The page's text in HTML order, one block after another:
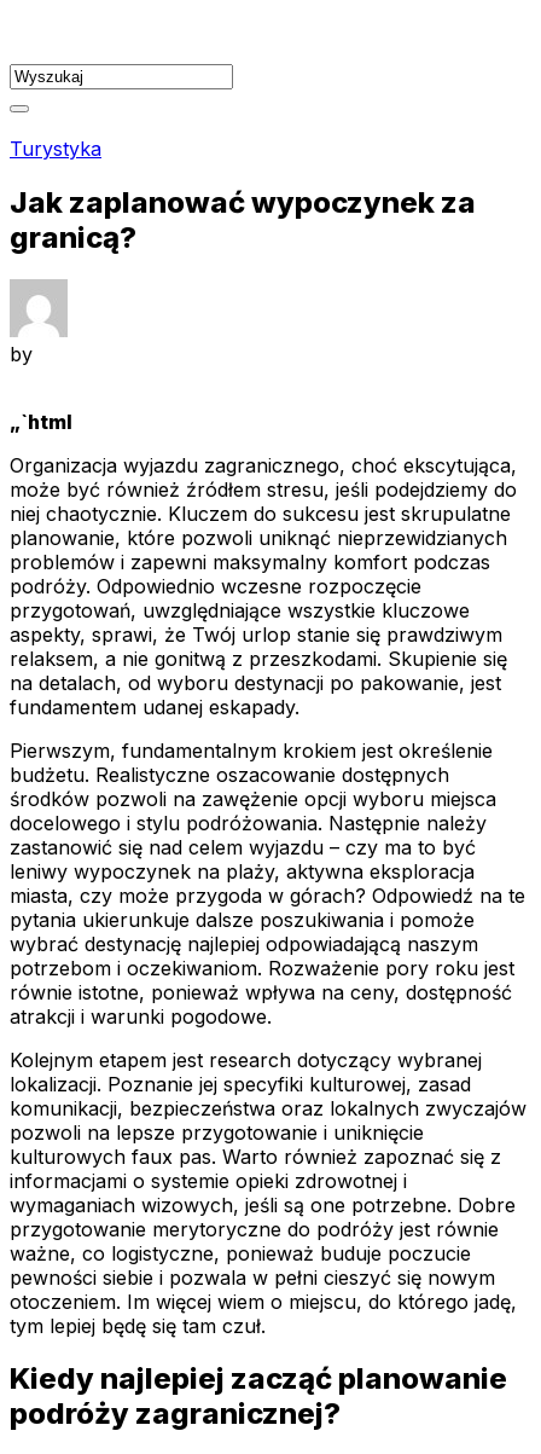
content
Turystyka
Jak zaplanować wypoczynek za
granicą?
by
„`html
Organizacja wyjazdu zagranicznego, choć ekscytująca,
może być również źródłem stresu, jeśli podejdziemy do
niej chaotycznie. Kluczem do sukcesu jest skrupulatne
planowanie, które pozwoli uniknąć nieprzewidzianych
problemów i zapewni maksymalny komfort podczas
podróży. Odpowiednio wczesne rozpoczęcie
przygotowań, uwzględniające wszystkie kluczowe
aspekty, sprawi, że Twój urlop stanie się prawdziwym
relaksem, a nie gonitwą z przeszkodami. Skupienie się
na detalach, od wyboru destynacji po pakowanie, jest
fundamentem udanej eskapady.
Pierwszym, fundamentalnym krokiem jest określenie
budżetu. Realistyczne oszacowanie dostępnych
środków pozwoli na zawężenie opcji wyboru miejsca
docelowego i stylu podróżowania. Następnie należy
zastanowić się nad celem wyjazdu – czy ma to być
leniwy wypoczynek na plaży, aktywna eksploracja
miasta, czy może przygoda w górach? Odpowiedź na te
pytania ukierunkuje dalsze poszukiwania i pomoże
wybrać destynację najlepiej odpowiadającą naszym
potrzebom i oczekiwaniom. Rozważenie pory roku jest
równie istotne, ponieważ wpływa na ceny, dostępność
atrakcji i warunki pogodowe.
Kolejnym etapem jest research dotyczący wybranej
lokalizacji. Poznanie jej specyfiki kulturowej, zasad
komunikacji, bezpieczeństwa oraz lokalnych zwyczajów
pozwoli na lepsze przygotowanie i uniknięcie
kulturowych faux pas. Warto również zapoznać się z
informacjami o systemie opieki zdrowotnej i
wymaganiach wizowych, jeśli są one potrzebne. Dobre
przygotowanie merytoryczne do podróży jest równie
ważne, co logistyczne, ponieważ buduje poczucie
pewności siebie i pozwala w pełni cieszyć się nowym
otoczeniem. Im więcej wiem o miejscu, do którego jadę,
tym lepiej będę się tam czuł.
Kiedy najlepiej zacząć planowanie
podróży zagranicznej?